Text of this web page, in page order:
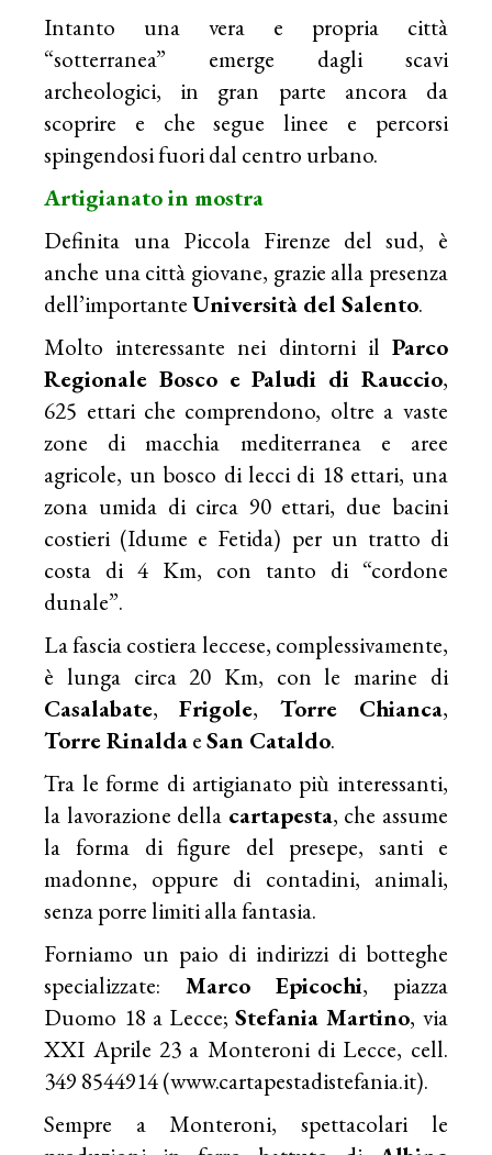
Intanto una vera e propria città
“sotterranea” emerge dagli scavi
archeologici, in gran parte ancora da
scoprire e che segue linee e percorsi
spingendosi fuori dal centro urbano.
Artigianato in mostra
Definita una Piccola Firenze del sud, è
anche una città giovane, grazie alla presenza
dell’importanteUniversità del Salento.
Molto interessante nei dintorni il Parco
Regionale Bosco e Paludi di Rauccio,
625 ettari che comprendono, oltre a vaste
zone di macchia mediterranea e aree
agricole, un bosco di lecci di 18 ettari, una
zona umida di circa 90 ettari, due bacini
costieri (Idume e Fetida) per un tratto di
costa di 4 Km, con tanto di “cordone
dunale”.
La fascia costiera leccese, complessivamente,
è lunga circa 20 Km, con le marine di
Casalabate,Frigole, Torre Chianca,
Torre RinaldaeSan Cataldo.
Tra le forme di artigianato più interessanti,
la lavorazione della cartapesta, che assume
la forma di figure del presepe, santi e
madonne, oppure di contadini, animali,
senza porre limiti alla fantasia.
Forniamo un paio di indirizzi di botteghe
specializzate: Marco Epicochi, piazza
Duomo 18 a Lecce;Stefania Martino, via
XXI Aprile 23 a Monteroni di Lecce, cell.
349 8544914 (www.cartapestadistefania.it).
Sempre a Monteroni, spettacolari le